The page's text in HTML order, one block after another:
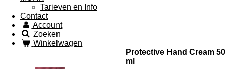
Tarieven en Info
Contact
Account
Zoeken
Winkelwagen
Protective Hand Cream 50
ml